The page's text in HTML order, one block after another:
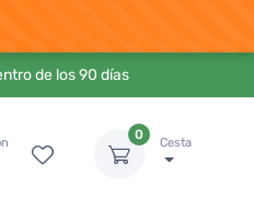
de los 90 días
0
Cesta